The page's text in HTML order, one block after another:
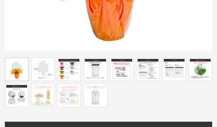
目的・シーンから探す
印刷色から探す
サイトメニュー